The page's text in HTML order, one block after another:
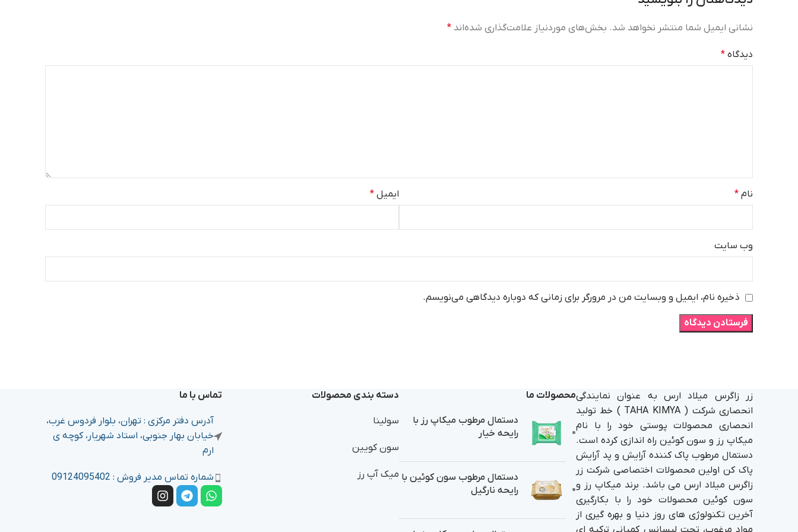
نشانی ایمیل شما منتشر نخواهد شد. بخش‌های موردنیاز علامت‌گذاری شده‌اند *
دیدگاه *
نام * ایمیل *
وب‌ سایت
ذخیره نام، ایمیل و وبسایت من در مرورگر برای زمانی که دوباره دیدگاهی می‌نویسم.
زر زاگرس میلاد ارس به عنوان نمایندگی
انحصاری شرکت ( TAHA KIMYA ) خط تولید
انحصاری محصولات پوستی خود را با نام
میکاپ رز و سون کوئین راه اندازی کرده است.
دستمال مرطوب پاک کننده آرایش و پد آرایش
پاک کن اولین محصولات اختصاصی شرکت زر
زاگرس میلاد ارس می باشد. برند میکاپ رز و
سون کوئین محصولات خود را با بکارگیری
آخرین تکنولوژی های روز دنیا و بهره گیری از
محصولات ما
دستمال مرطوب میکاپ رز با
رایحه خیار
دستمال مرطوب سون کوئین با
رایحه نارگیل
دسته بندی محصولات
سولینا
سون کویین
میک آپ رز
تماس با ما
آدرس دفتر مرکزی : تهران، بلوار فردوس غرب،
خیابان بهار جنوبی، استاد شهریار، کوچه ی
ارم
شماره تماس مدیر فروش : 09124095402